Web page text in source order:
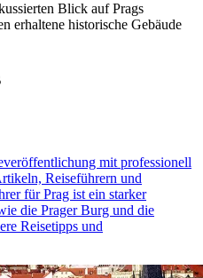
Blick auf Prags
erhaltene historische Gebäude
mit professionell
Reiseführern und
für Prag ist ein starker
die Prager Burg und die
Reisetipps und